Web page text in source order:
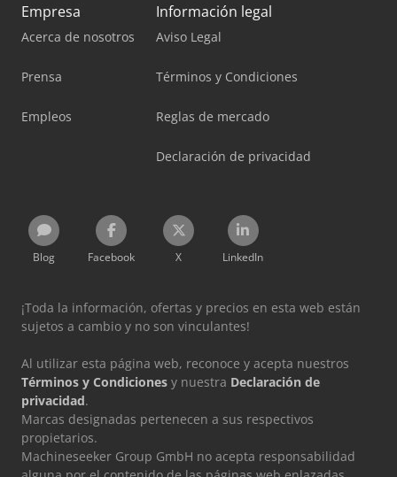
Empresa
Acerca de nosotros
Prensa
Empleos
Información legal
Aviso Legal
Términos y Condiciones
Reglas de mercado
Declaración de privacidad
Blog Facebook X LinkedIn
¡Toda la información, ofertas y precios en esta web están
sujetos a cambio y no son vinculantes!
Al utilizar esta página web, reconoce y acepta nuestros
Términos y Condiciones y nuestra Declaración de
privacidad.
Marcas designadas pertenecen a sus respectivos
propietarios.
Machineseeker Group GmbH no acepta responsabilidad